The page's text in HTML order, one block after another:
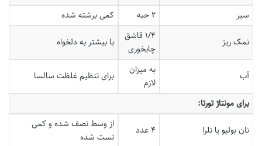
سیر
۲ حبه کمی برشته شده
نمک ریز
۱/۴ قاشق
چایخوری
یا بیشتر به دلخواه
آب
به میزان
لازم
برای تنظیم غلظت سالسا
برای مونتاژ تورتا:
نان بولیو یا تلرا ۴ عدد
از وسط نصف شده و کمی
تست شده